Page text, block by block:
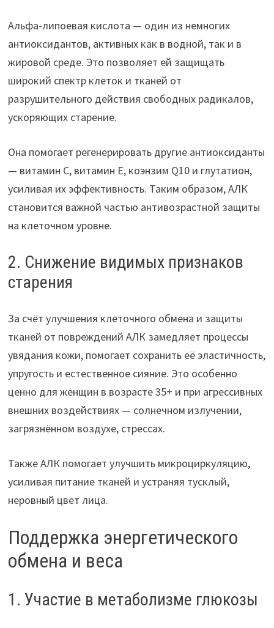
Альфа-липоевая кислота — один из немногих
антиоксидантов, активных как в водной, так и в
жировой среде. Это позволяет ей защищать
широкий спектр клеток и тканей от
разрушительного действия свободных радикалов,
ускоряющих старение.
Она помогает регенерировать другие антиоксиданты
— витамин C, витамин E, коэнзим Q10 и глутатион,
усиливая их эффективность. Таким образом, АЛК
становится важной частью антивозрастной защиты
на клеточном уровне.
2. Снижение видимых признаков
старения
За счёт улучшения клеточного обмена и защиты
тканей от повреждений АЛК замедляет процессы
увядания кожи, помогает сохранить её эластичность,
упругость и естественное сияние. Это особенно
ценно для женщин в возрасте 35+ и при агрессивных
внешних воздействиях — солнечном излучении,
загрязнённом воздухе, стрессах.
Также АЛК помогает улучшить микроциркуляцию,
усиливая питание тканей и устраняя тусклый,
неровный цвет лица.
Поддержка энергетического
обмена и веса
1. Участие в метаболизме глюкозы